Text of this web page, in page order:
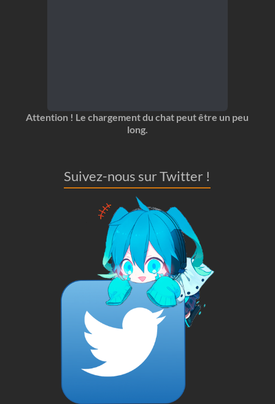
Attention ! Le chargement du chat peut être un peu
long.
Suivez-nous sur Twitter !